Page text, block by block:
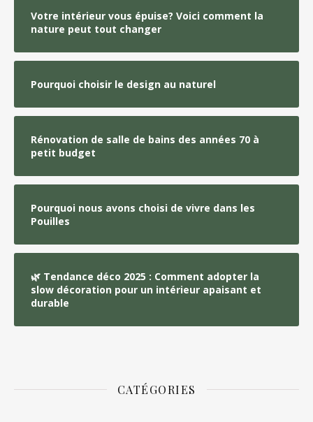
Votre intérieur vous épuise? Voici comment la
nature peut tout changer
Pourquoi choisir le design au naturel
Rénovation de salle de bains des années 70 à
petit budget
Pourquoi nous avons choisi de vivre dans les
Pouilles
🌿 Tendance déco 2025 : Comment adopter la
slow décoration pour un intérieur apaisant et
durable
CATÉGORIES